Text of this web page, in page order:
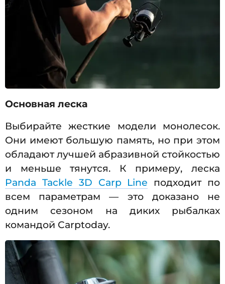
Основная леска
Выбирайте жесткие модели монолесок.
Они имеют большую память, но при этом
обладают лучшей абразивной стойкостью
и меньше тянутся. К примеру, леска
Panda Tackle 3D Carp Line подходит по
всем параметрам — это доказано не
одним сезоном на диких рыбалках
командой Carptoday.